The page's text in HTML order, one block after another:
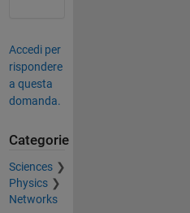
Accedi per
rispondere
a questa
domanda.
Categorie
Sciences
Physics
Networks